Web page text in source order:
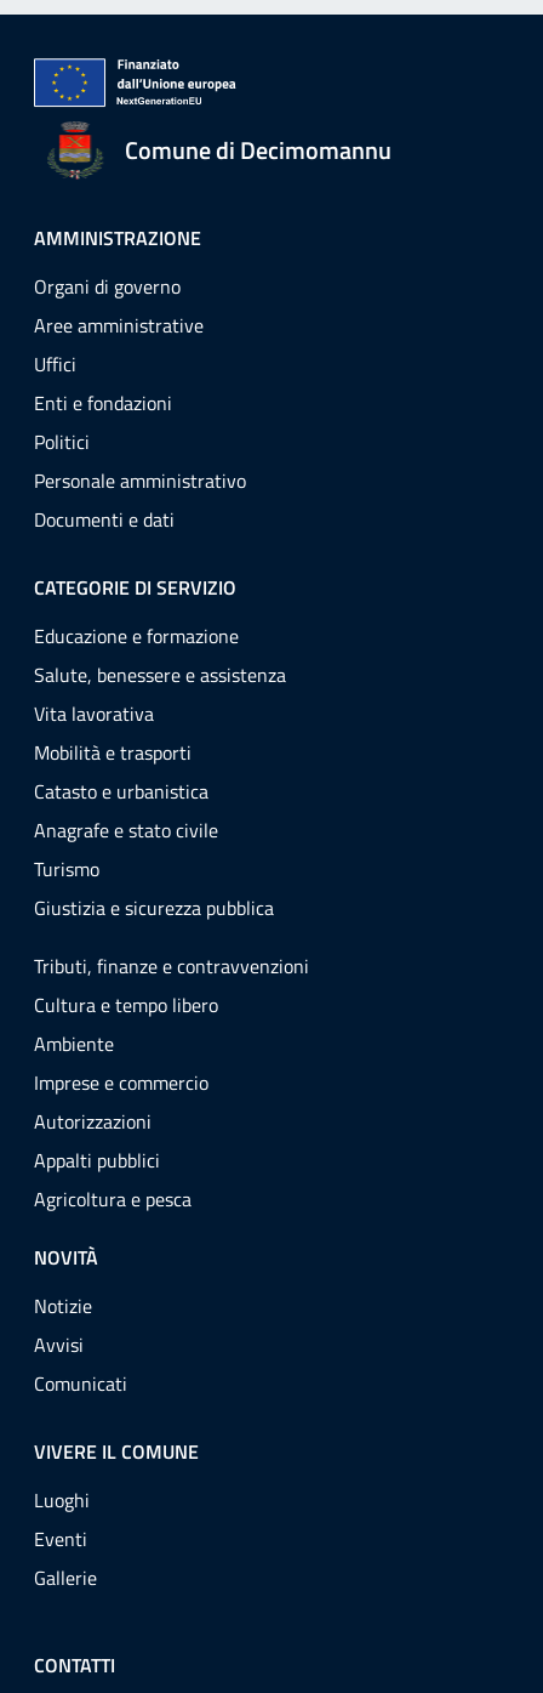
Comune di Decimomannu
AMMINISTRAZIONE
Organi di governo
Aree amministrative
Uffici
Enti e fondazioni
Politici
Personale amministrativo
Documenti e dati
CATEGORIE DI SERVIZIO
Educazione e formazione
Salute, benessere e assistenza
Vita lavorativa
Mobilità e trasporti
Catasto e urbanistica
Anagrafe e stato civile
Turismo
Giustizia e sicurezza pubblica
Tributi, finanze e contravvenzioni
Cultura e tempo libero
Ambiente
Imprese e commercio
Autorizzazioni
Appalti pubblici
Agricoltura e pesca
NOVITÀ
Notizie
Avvisi
Comunicati
VIVERE IL COMUNE
Luoghi
Eventi
Gallerie
CONTATTI